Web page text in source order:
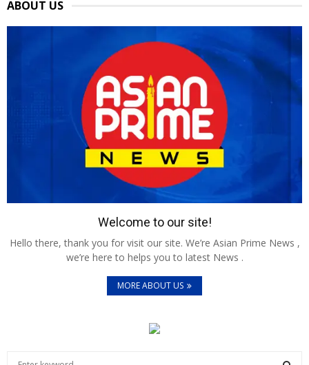
ABOUT US
Welcome to our site!
Hello there, thank you for visit our site. We’re Asian Prime News ,
we’re here to helps you to latest News .
MORE ABOUT US